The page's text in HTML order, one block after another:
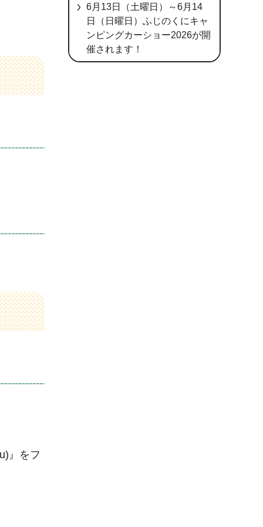
』をフ
6月13日（土曜日）～6月14
日（日曜日）ふじのくにキャ
ンピングカーショー2026が開
催されます！